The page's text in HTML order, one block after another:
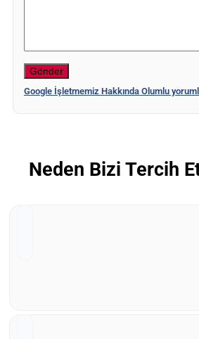
Google İşletmemiz Hakkında Olumlu
Neden Bizi Tercih